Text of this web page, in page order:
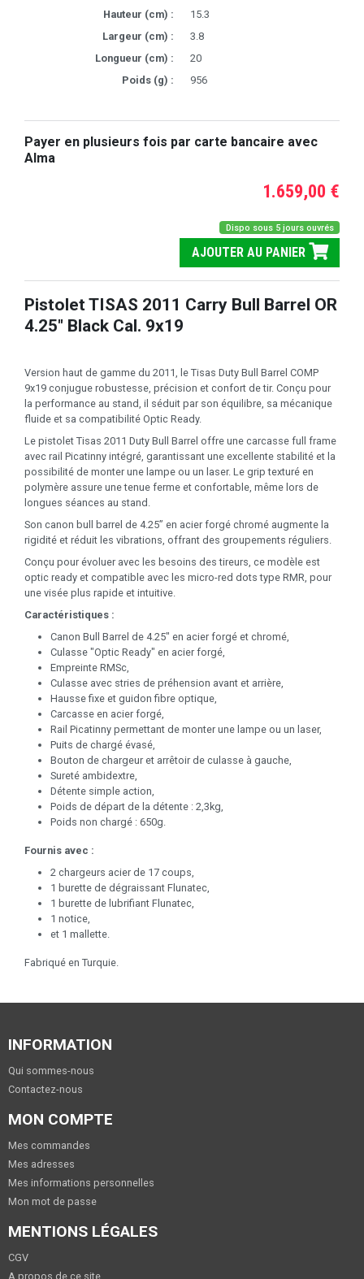
Hauteur (cm) :
15.3
Largeur (cm) :
3.8
Longueur (cm) :
20
Poids (g) :
956
Payer en plusieurs fois par carte bancaire avec
Alma
1.659,00 €
Dispo sous 5 jours ouvrés
AJOUTER AU PANIER
Pistolet TISAS 2011 Carry Bull Barrel OR
4.25" Black Cal. 9x19
Version haut de gamme du 2011, le Tisas Duty Bull Barrel COMP
9x19 conjugue robustesse, précision et confort de tir. Conçu pour
la performance au stand, il séduit par son équilibre, sa mécanique
fluide et sa compatibilité Optic Ready.
Le pistolet Tisas 2011 Duty Bull Barrel offre une carcasse full frame
avec rail Picatinny intégré, garantissant une excellente stabilité et la
possibilité de monter une lampe ou un laser. Le grip texturé en
polymère assure une tenue ferme et confortable, même lors de
longues séances au stand.
Son canon bull barrel de 4.25’’ en acier forgé chromé augmente la
rigidité et réduit les vibrations, offrant des groupements réguliers.
Conçu pour évoluer avec les besoins des tireurs, ce modèle est
optic ready et compatible avec les micro-red dots type RMR, pour
une visée plus rapide et intuitive.
Caractéristiques :
Canon Bull Barrel de 4.25" en acier forgé et chromé,
Culasse "Optic Ready" en acier forgé,
Empreinte RMSc,
Culasse avec stries de préhension avant et arrière,
Hausse fixe et guidon fibre optique,
Carcasse en acier forgé,
Rail Picatinny permettant de monter une lampe ou un laser,
Puits de chargé évasé,
Bouton de chargeur et arrêtoir de culasse à gauche,
Sureté ambidextre,
Détente simple action,
Poids de départ de la détente : 2,3kg,
Poids non chargé : 650g.
Fournis avec :
2 chargeurs acier de 17 coups,
1 burette de dégraissant Flunatec,
1 burette de lubrifiant Flunatec,
1 notice,
et 1 mallette.
Fabriqué en Turquie.
INFORMATION
Qui sommes-nous
Contactez-nous
MON COMPTE
Mes commandes
Mes adresses
Mes informations personnelles
Mon mot de passe
MENTIONS LÉGALES
CGV
A propos de ce site